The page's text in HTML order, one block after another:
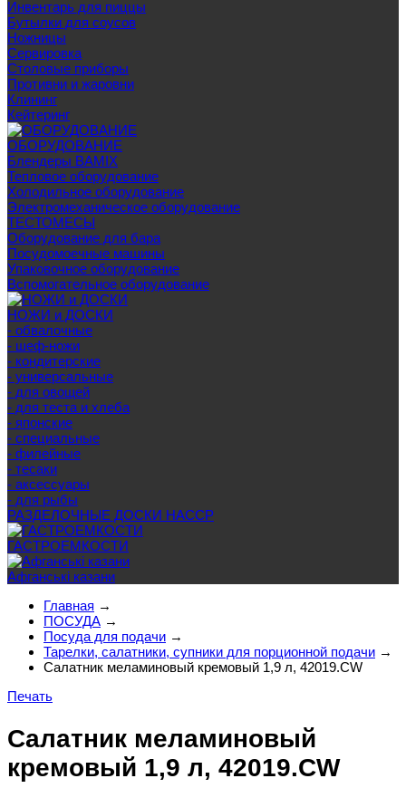
Инвентарь для пиццы
Бутылки для соусов
Ножницы
Сервировка
Столовые приборы
Противни и жаровни
Клининг
Кейтеринг
ОБОРУДОВАНИЕ
Блендеры BAMIX
Тепловое оборудование
Холодильное оборудование
Электромеханическое оборудование
ТЕСТОМЕСЫ
Оборудование для бара
Посудомоечные машины
Упаковочное оборудование
Вспомогательное оборудование
НОЖИ и ДОСКИ
- обвалочные
- шеф-ножи
- кондитерские
- универсальные
- для овощей
- для теста и хлеба
- японские
- специальные
- филейные
- тесаки
- аксессуары
- для рыбы
РАЗДЕЛОЧНЫЕ ДОСКИ HACCP
ГАСТРОЕМКОСТИ
Афганські казани
Главная →
ПОСУДА →
Посуда для подачи →
Тарелки, салатники, супники для порционной подачи →
Салатник меламиновый кремовый 1,9 л, 42019.CW
Печать
Салатник меламиновый
кремовый 1,9 л, 42019.CW